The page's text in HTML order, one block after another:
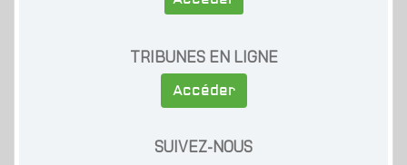
TRIBUNES EN LIGNE
Accéder
SUIVEZ-NOUS